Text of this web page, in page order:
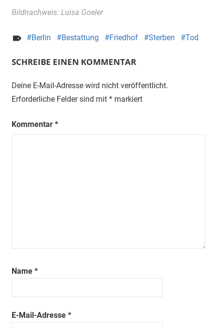
Bildnachweis: Luisa Goeler
Berlin Bestattung Friedhof Sterben Tod
SCHREIBE EINEN KOMMENTAR
Deine E-Mail-Adresse wird nicht veröffentlicht.
Erforderliche Felder sind mit * markiert
Kommentar *
Name *
E-Mail-Adresse *